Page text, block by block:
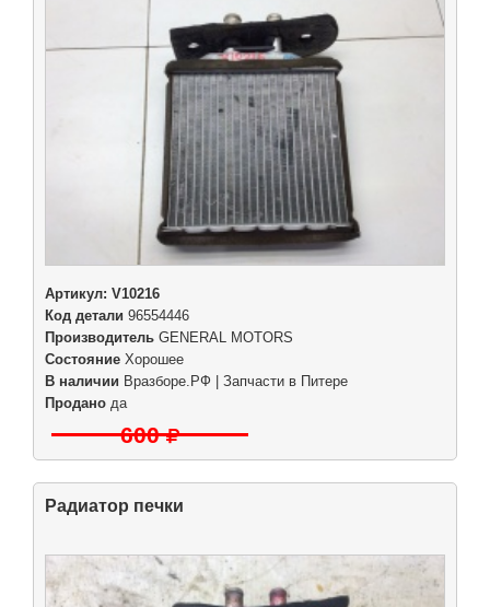
Артикул: V10216
Код детали 96554446
Производитель GENERAL MOTORS
Состояние Хорошее
В наличии Вразборе.РФ | Запчасти в Питере
Продано да
600
Радиатор печки